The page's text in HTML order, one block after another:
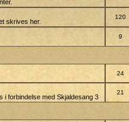
skrives her.
120
9
24
i forbindelse med Skjaldesang 3
21